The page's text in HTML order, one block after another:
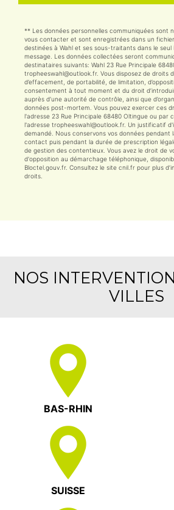
** Les données personnelles communiquées sont
vous contacter et sont enregistrées dans un
destinées à Wahl et ses sous-traitants dans le
message. Les données collectées seront
destinataires suivants: Wahl 23 Rue Principale
tropheeswahl@outlook.fr. Vous disposez de droits
d’effacement, de portabilité, de limitation,
consentement à tout moment et du droit
auprès d’une autorité de contrôle, ainsi que
données post-mortem. Vous pouvez exercer ces
l'adresse 23 Rue Principale 68480 Oltingue ou par
l'adresse tropheeswahl@outlook.fr. Un justificatif
demandé. Nous conservons vos données pendant
contact puis pendant la durée de prescription
de gestion des contentieux. Vous avez le droit de
d'opposition au démarchage téléphonique,
Bloctel.gouv.fr. Consultez le site cnil.fr pour plus
droits.
NOS
VILLES
BAS-RHIN
SUISSE